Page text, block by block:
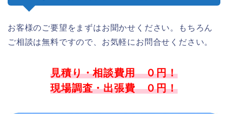
お客様のご要望をまずはお聞かせください。もちろん
ご相談は無料ですので、お気軽にお問合せください。
見積り・相談費用 ０円！
現場調査・出張費 ０円！